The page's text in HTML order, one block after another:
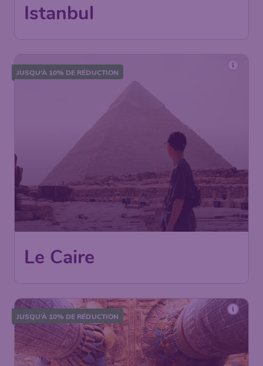
Istanbul
JUSQU’À 10% DE RÉDUCTION
Le Caire €
256*
Aéroport de Paris-
international du Caire
Départ de:
31 janv.
JUSQU’À 10% DE RÉDUCTION